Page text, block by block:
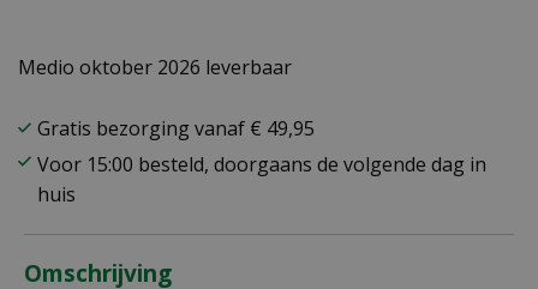
Medio oktober 2026 leverbaar
Gratis bezorging vanaf € 49,95
Voor 15:00 besteld, doorgaans de volgende dag in
huis
Omschrijving